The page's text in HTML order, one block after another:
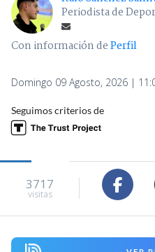
Periodista de
Con información dePerfil
Domingo 09 Agosto, 2026 |
Seguimos criterios de
3717
visitas